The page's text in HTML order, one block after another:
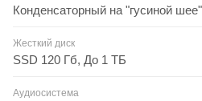
Конденсаторный на "гусиной
Жесткий диск
SSD 120 Гб, До 1 ТБ
Аудиосистема